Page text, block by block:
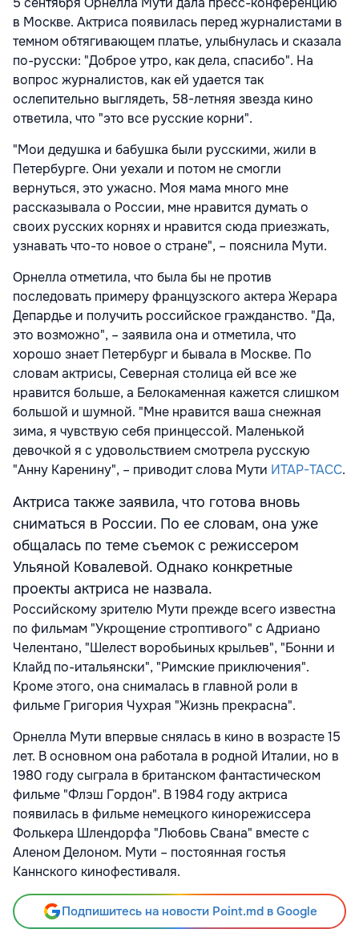
в Москве. Актриса появилась перед журналистами в
темном обтягивающем платье, улыбнулась и сказала
по-русски: "Доброе утро, как дела, спасибо". На
вопрос журналистов, как ей удается так
ослепительно выглядеть, 58-летняя звезда кино
ответила, что "это все русские корни".
"Мои дедушка и бабушка были русскими, жили в
Петербурге. Они уехали и потом не смогли
вернуться, это ужасно. Моя мама много мне
рассказывала о России, мне нравится думать о
своих русских корнях и нравится сюда приезжать,
узнавать что-то новое о стране", – пояснила Мути.
Орнелла отметила, что была бы не против
последовать примеру французского актера Жерара
Депардье и получить российское гражданство. "Да,
это возможно", – заявила она и отметила, что
хорошо знает Петербург и бывала в Москве. По
словам актрисы, Северная столица ей все же
нравится больше, а Белокаменная кажется слишком
большой и шумной. "Мне нравится ваша снежная
зима, я чувствую себя принцессой. Маленькой
девочкой я с удовольствием смотрела русскую
"Анну Каренину", – приводит слова Мути ИТАР-ТАСС.
Актриса также заявила, что готова вновь
сниматься в России. По ее словам, она уже
общалась по теме съемок с режиссером
Ульяной Ковалевой. Однако конкретные
проекты актриса не назвала.
Российскому зрителю Мути прежде всего известна
по фильмам "Укрощение строптивого" с Адриано
Челентано, "Шелест воробьиных крыльев", "Бонни и
Клайд по-итальянски", "Римские приключения".
Кроме этого, она снималась в главной роли в
фильме Григория Чухрая "Жизнь прекрасна".
Орнелла Мути впервые снялась в кино в возрасте 15
лет. В основном она работала в родной Италии, но в
1980 году сыграла в британском фантастическом
фильме "Флэш Гордон". В 1984 году актриса
появилась в фильме немецкого кинорежиссера
Фолькера Шлендорфа "Любовь Свана" вместе с
Аленом Делоном. Мути – постоянная гостья
Каннского кинофестиваля.
Подпишитесь на новости Point.md в Google